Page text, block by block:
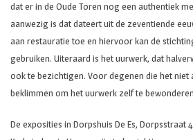
dat er in de Oude Toren nog een authentiek
aanwezig is dat dateert uit de zeventiende
aan restauratie toe en hiervoor kan de
gebruiken. Uiteraard is het uurwerk, dat
ook te bezichtigen. Voor degenen die het niet
beklimmen om het uurwerk zelf te
De exposities in Dorpshuis De Es, Dorpsstraat